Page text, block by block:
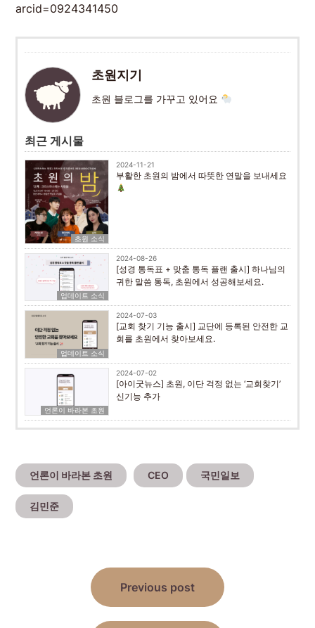
arcid=0924341450
초원지기
초원 블로그를 가꾸고 있어요
최근 게시물
초원 소식
2024-11-21
부활한 초원의 밤에서 따뜻한 연말을 보내세요
업데이트 소식
2024-08-26
[성경 통독표 + 맞춤 통독 플랜 출시] 하나님의
귀한 말씀 통독, 초원에서 성공해보세요.
업데이트 소식
2024-07-03
[교회 찾기 기능 출시] 교단에 등록된 안전한 교
회를 초원에서 찾아보세요.
언론이 바라본 초원
2024-07-02
[아이굿뉴스] 초원, 이단 걱정 없는 ‘교회찾기’
신기능 추가
언론이 바라본 초원 CEO 국민일보
김민준
navigation
Previous post